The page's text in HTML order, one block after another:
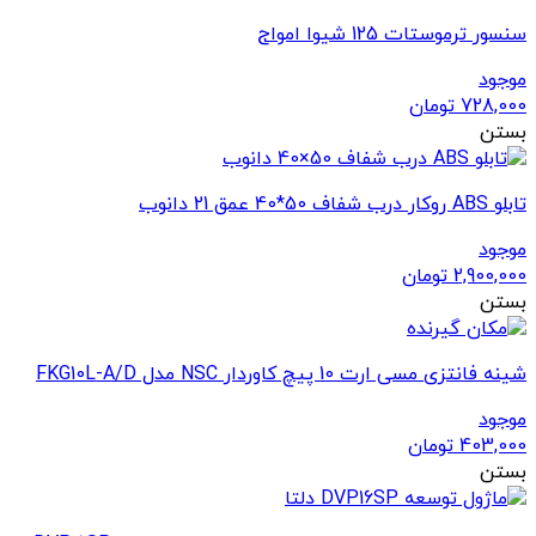
سنسور ترموستات 125 شیوا امواج
موجود
728,000 تومان
بستن
تابلو ABS روکار درب شفاف 50*40 عمق 21 دانوب
موجود
2,900,000 تومان
بستن
شینه فانتزی مسی ارت 10 پیچ کاوردار NSC مدل FKG10L-A/D
موجود
403,000 تومان
بستن